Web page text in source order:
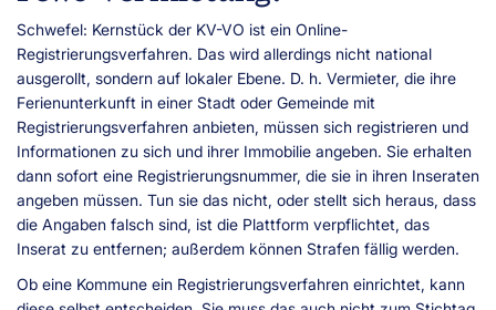
Schwefel: Kernstück der KV-VO ist ein Online-
Registrierungsverfahren. Das wird allerdings nicht national
ausgerollt, sondern auf lokaler Ebene. D. h. Vermieter, die ihre
Ferienunterkunft in einer Stadt oder Gemeinde mit
Registrierungsverfahren anbieten, müssen sich registrieren und
Informationen zu sich und ihrer Immobilie angeben. Sie erhalten
dann sofort eine Registrierungsnummer, die sie in ihren Inseraten
angeben müssen. Tun sie das nicht, oder stellt sich heraus, dass
die Angaben falsch sind, ist die Plattform verpflichtet, das
Inserat zu entfernen; außerdem können Strafen fällig werden.
Ob eine Kommune ein Registrierungsverfahren einrichtet, kann